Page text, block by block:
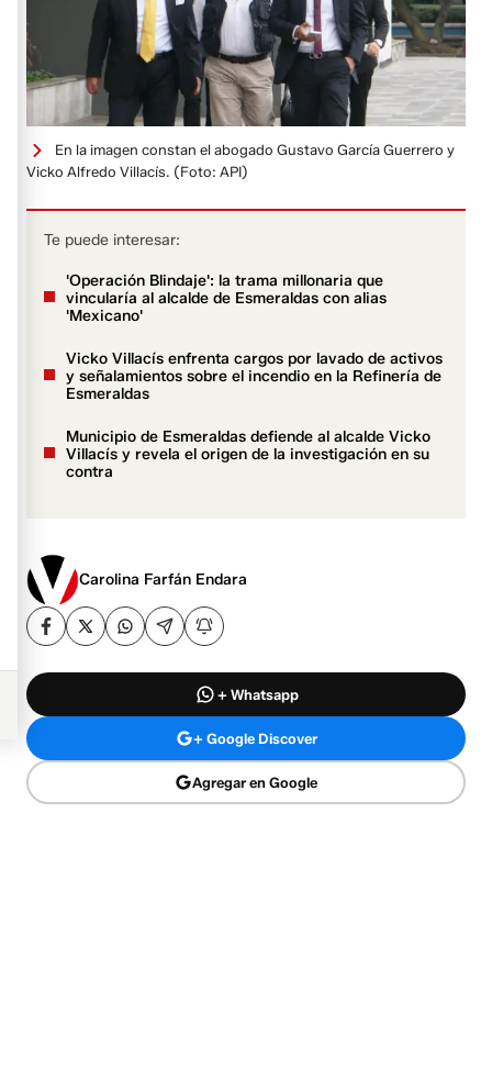
En la imagen constan el abogado Gustavo García Guerrero y
Vicko Alfredo Villacís. (Foto: API)
Te puede interesar:
'Operación Blindaje': la trama millonaria que
vincularía al alcalde de Esmeraldas con alias
'Mexicano'
Vicko Villacís enfrenta cargos por lavado de activos
y señalamientos sobre el incendio en la Refinería de
Esmeraldas
Municipio de Esmeraldas defiende al alcalde Vicko
Villacís y revela el origen de la investigación en su
contra
Carolina Farfán Endara
+ Whatsapp
+ Google Discover
Agregar en Google